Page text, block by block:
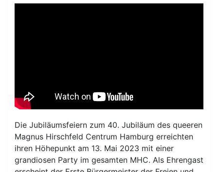
Die Jubiläumsfeiern zum 40. Jubiläum des queeren
Magnus Hirschfeld Centrum Hamburg erreichten
ihren Höhepunkt am 13. Mai 2023 mit einer
grandiosen Party im gesamten MHC. Als Ehrengast